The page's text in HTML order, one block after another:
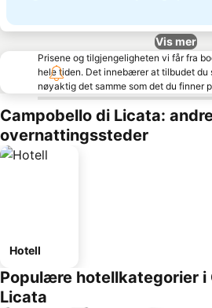
Vis mer
Prisene og tilgjengeligheten vi får fra
hele tiden. Det innebærer at tilbudet du
nøyaktig det samme som det du finner
Campobello di Licata:
overnattingssteder
Hotell
Populære hotellkategorier i
Licata